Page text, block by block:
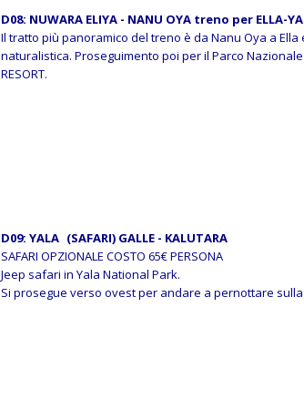
D08: NUWARA ELIYA - NANU OYA treno per ELLA-
Il tratto più panoramico del treno è da Nanu Oya a
naturalistica. Proseguimento poi per il Parco Nazionale
RESORT.
D09: YALA (SAFARI) GALLE - KALUTARA
SAFARI OPZIONALE COSTO 65€ PERSONA
Jeep safari in Yala National Park.
Si prosegue verso ovest per andare a pernottare sulla